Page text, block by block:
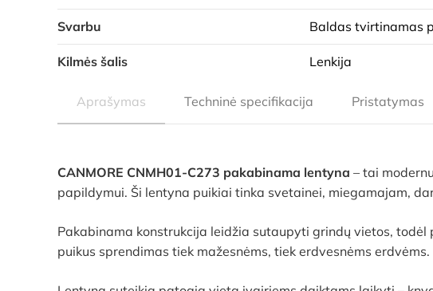
Svarbu Baldas tvirtinamas
Kilmės šalis Lenkija
Aprašymas Techninė specifikacija Pristatymas
CANMORE CNMH01-C273 pakabinama lentyna – tai
papildymui. Ši lentyna puikiai tinka svetainei, miegamajam,
Pakabinama konstrukcija leidžia sutaupyti grindų vietos,
puikus sprendimas tiek mažesnėms, tiek erdvesnėms erdvėms.